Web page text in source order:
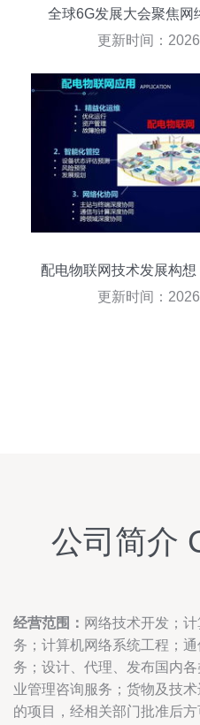
全球6G发展大会聚焦网
更新时间：
配电物联网技术发展构
更新时间：
公司简介
经营范围： 网络技术开发；
务；计算机网络系统工程；
务；设计、代理、发布国内
业管理咨询服务；货物及技
的项目，经相关部门批准后方